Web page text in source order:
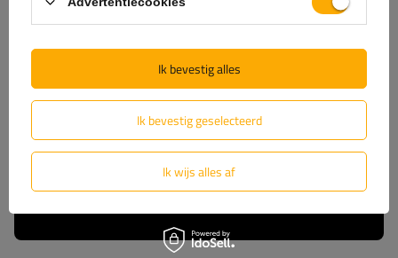
rechtstreeks bij de fabrikant te kopen. U bent er
100% zeker van dat het product origineel is en dat
de transactie volledig veilig is. Wij ontwerpen en
bouwen onze aanhangwagens zelf, daarom bieden
wij u volledige technische ondersteuning en
constante toegang tot originele reserveonderdelen.
Kies voor beproefde oplossingen van de marktleider.
Lees meer over ons
Ik bevestig geselecteerd
Ik wijs alles af
Ik bevestig alles